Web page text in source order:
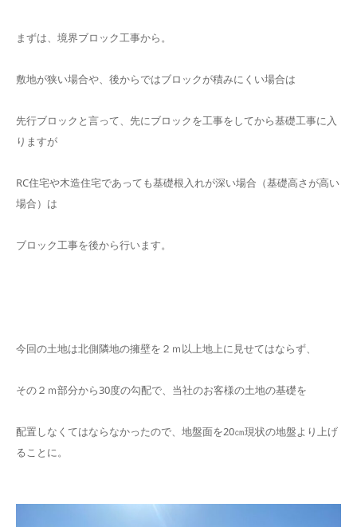
まずは、境界ブロック工事から。
敷地が狭い場合や、後からではブロックが積みにくい場合は
先行ブロックと言って、先にブロックを工事をしてから基礎工事に入
りますが
RC住宅や木造住宅であっても基礎根入れが深い場合（基礎高さが高い
場合）は
ブロック工事を後から行います。
今回の土地は北側隣地の擁壁を２ｍ以上地上に見せてはならず、
その２ｍ部分から30度の勾配で、当社のお客様の土地の基礎を
配置しなくてはならなかったので、地盤面を20㎝現状の地盤より上げ
ることに。